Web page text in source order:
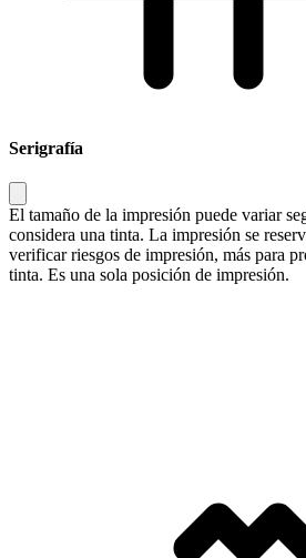
Serigrafía
El tamaño de la impresión puede variar
considera una tinta. La impresión se
verificar riesgos de impresión, más para
tinta. Es una sola posición de impresión.